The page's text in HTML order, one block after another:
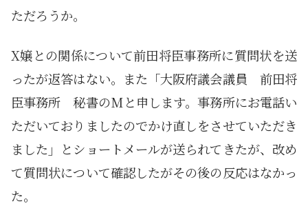
ただろうか。
X嬢との関係について前田将臣事務所に質問状を送
ったが返答はない。また「大阪府議会議員 前田将
臣事務所 秘書のMと申します。事務所にお電話い
ただいておりましたのでかけ直しをさせていただき
ました」とショートメールが送られてきたが、改め
て質問状について確認したがその後の反応はなかっ
た。